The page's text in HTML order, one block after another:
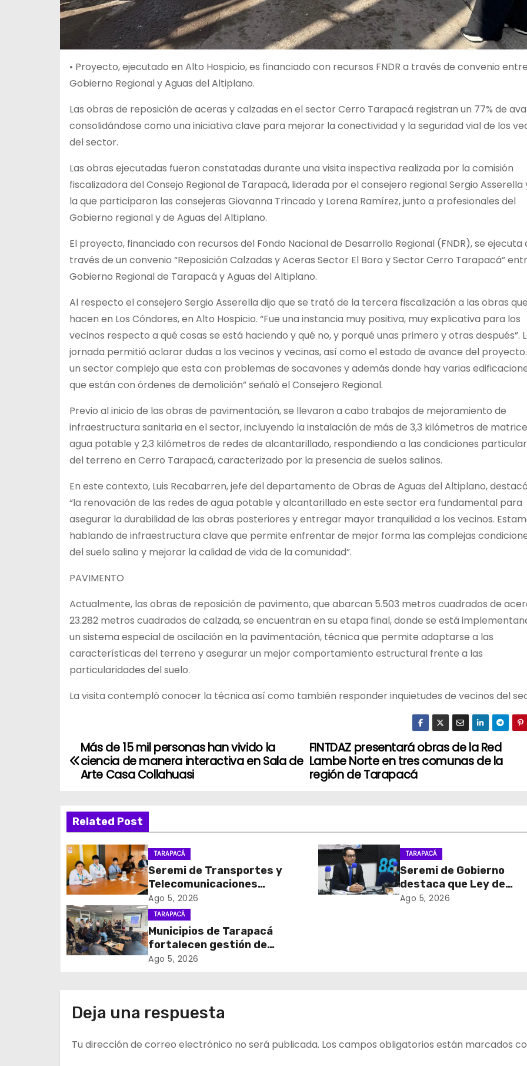
• Proyecto, ejecutado en Alto Hospicio, es financiado con recursos FNDR a través de convenio entre
Gobierno Regional y Aguas del Altiplano.
Las obras de reposición de aceras y calzadas en el sector Cerro Tarapacá registran un 77% de
consolidándose como una iniciativa clave para mejorar la conectividad y la seguridad vial de los
del sector.
Las obras ejecutadas fueron constatadas durante una visita inspectiva realizada por la comisión
fiscalizadora del Consejo Regional de Tarapacá, liderada por el consejero regional Sergio Asserella
la que participaron las consejeras Giovanna Trincado y Lorena Ramírez, junto a profesionales del
Gobierno regional y de Aguas del Altiplano.
El proyecto, financiado con recursos del Fondo Nacional de Desarrollo Regional (FNDR), se ejecuta
través de un convenio “Reposición Calzadas y Aceras Sector El Boro y Sector Cerro Tarapacá”
Gobierno Regional de Tarapacá y Aguas del Altiplano.
Al respecto el consejero Sergio Asserella dijo que se trató de la tercera fiscalización a las obras
hacen en Los Cóndores, en Alto Hospicio. “Fue una instancia muy positiva, muy explicativa para los
vecinos respecto a qué cosas se está haciendo y qué no, y porqué unas primero y otras después”.
jornada permitió aclarar dudas a los vecinos y vecinas, así como el estado de avance del proyecto.
un sector complejo que esta con problemas de socavones y además donde hay varias
que están con órdenes de demolición” señaló el Consejero Regional.
Previo al inicio de las obras de pavimentación, se llevaron a cabo trabajos de mejoramiento de
infraestructura sanitaria en el sector, incluyendo la instalación de más de 3,3 kilómetros de
agua potable y 2,3 kilómetros de redes de alcantarillado, respondiendo a las condiciones
del terreno en Cerro Tarapacá, caracterizado por la presencia de suelos salinos.
En este contexto, Luis Recabarren, jefe del departamento de Obras de Aguas del Altiplano,
“la renovación de las redes de agua potable y alcantarillado en este sector era fundamental para
asegurar la durabilidad de las obras posteriores y entregar mayor tranquilidad a los vecinos.
hablando de infraestructura clave que permite enfrentar de mejor forma las complejas
del suelo salino y mejorar la calidad de vida de la comunidad”.
PAVIMENTO
Actualmente, las obras de reposición de pavimento, que abarcan 5.503 metros cuadrados de
23.282 metros cuadrados de calzada, se encuentran en su etapa final, donde se está
un sistema especial de oscilación en la pavimentación, técnica que permite adaptarse a las
características del terreno y asegurar un mejor comportamiento estructural frente a las
particularidades del suelo.
La visita contempló conocer la técnica así como también responder inquietudes de vecinos del
N
e
g
a
c
i
ó
e
e
FINTDAZ presentará obras de la Red
Lambe Norte en tres comunas de la
región de Tarapacá
Más de 15 mil personas han vivido la
ciencia de manera interactiva en Sala de
Arte Casa Collahuasi
Related Post
TARAPACÁ
Seremi de Transportes y
Telecomunicaciones
encabezó primera mesa de
coordinación para el retiro
de cables en desuso en
Iquique
Ago 5, 2026
TARAPACÁ
Seremi de Gobierno
destaca que Ley de
Reconstrucción Nacional
Ago 5, 2026
TARAPACÁ
Municipios de Tarapacá
fortalecen gestión de
subsidios de agua potable
Ago 5, 2026
Deja una respuesta
Tu dirección de correo electrónico no será publicada. Los campos obligatorios están marcados